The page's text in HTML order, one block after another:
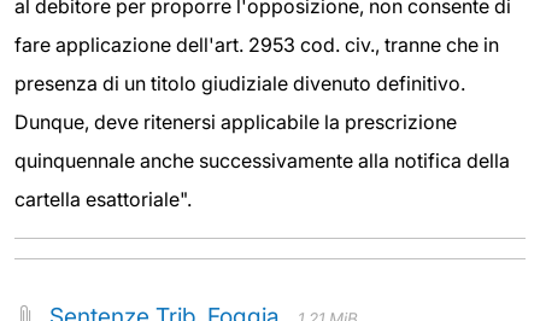
al debitore per proporre l'opposizione, non consente di
fare applicazione dell'art. 2953 cod. civ., tranne che in
presenza di un titolo giudiziale divenuto definitivo.
Dunque, deve ritenersi applicabile la prescrizione
quinquennale anche successivamente alla notifica della
cartella esattoriale".